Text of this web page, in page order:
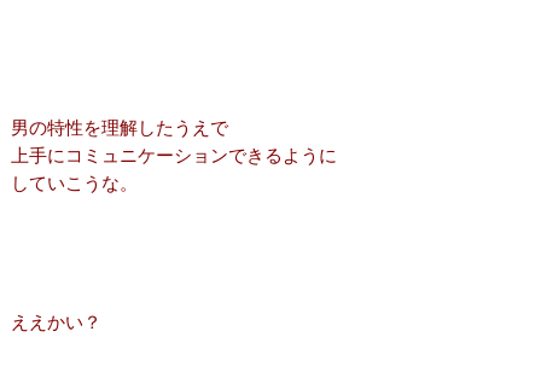
男の特性を理解したうえで
上手にコミュニケーションできるように
していこうな。
ええかい？